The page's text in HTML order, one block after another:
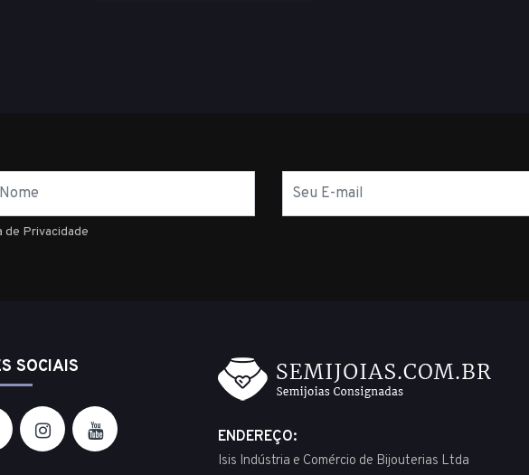
mail
de Privacidade
SOCIAIS
ENDEREÇO:
Isis Indústria e Comércio de Bijouterias Ltda